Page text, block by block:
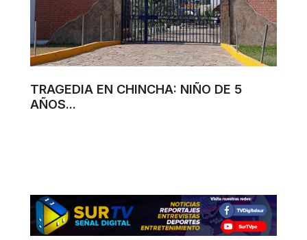
TRAGEDIA EN CHINCHA: NIÑO DE 5
AÑOS...